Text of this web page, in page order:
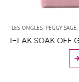
LES ONGLES, PEGGY SAGE,